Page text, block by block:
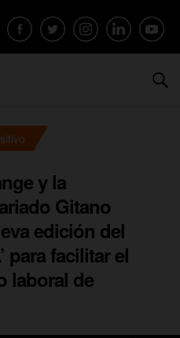
y la
Gitano
edición del
para facilitar el
laboral de